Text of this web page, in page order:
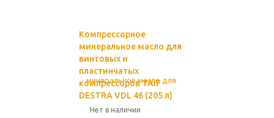
Компрессорное
минеральное масло для
винтовых и
пластинчатых
компрессоров TAIF
DESTRA VDL 46 (205 л)
Нет в наличии